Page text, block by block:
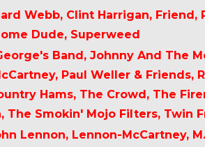
Webb, Clint Harrigan, Friend,
Dude, Superweed
Band, Johnny And The
Paul Weller & Friends,
Hams, The Crowd, The
Smokin' Mojo Filters, Twin
Lennon, Lennon-McCartney,